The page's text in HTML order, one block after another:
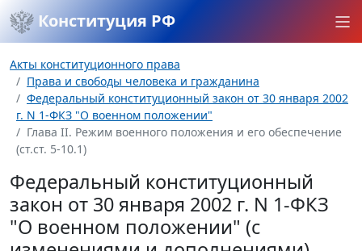
Конституция РФ
Акты конституционного права
Права и свободы человека и гражданина
Федеральный конституционный закон от 30 января 2002
г. N 1-ФКЗ "О военном положении"
Глава II. Режим военного положения и его обеспечение
(ст.ст. 5-10.1)
Федеральный конституционный
закон от 30 января 2002 г. N 1-ФКЗ
"О военном положении" (с